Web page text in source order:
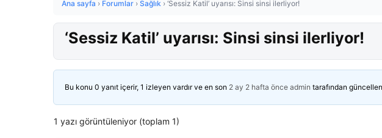
Ana sayfa › Forumlar › Sağlık › ‘Sessiz Katil’ uyarısı: Sinsi sinsi ilerliyor!
‘Sessiz Katil’ uyarısı: Sinsi sinsi ilerliyor!
Bu konu 0 yanıt içerir, 1 izleyen vardır ve en son 2 ay 2 hafta önce admin tarafından
1 yazı görüntüleniyor (toplam 1)